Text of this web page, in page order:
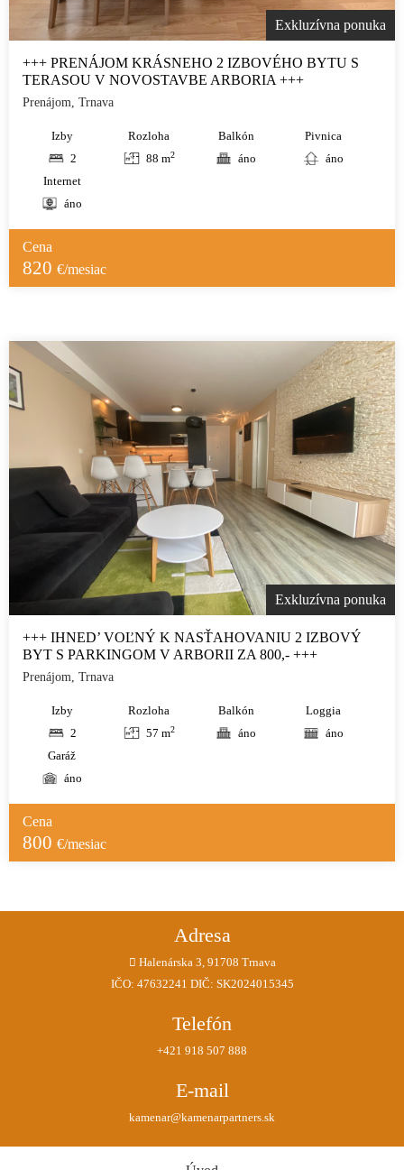
Exkluzívna ponuka
+++ PRENÁJOM KRÁSNEHO 2 IZBOVÉHO BYTU S
TERASOU V NOVOSTAVBE ARBORIA +++
Prenájom, Trnava
Izby
2
Rozloha
88 m2
Balkón
áno
Pivnica
áno
Internet
áno
Cena
820 €/mesiac
Exkluzívna ponuka
+++ IHNED’ VOĽNÝ K NASŤAHOVANIU 2 IZBOVÝ
BYT S PARKINGOM V ARBORII ZA 800,- +++
Prenájom, Trnava
Izby
2
Rozloha
57 m2
Balkón
áno
Loggia
áno
Garáž
áno
Cena
800 €/mesiac
Adresa
Halenárska 3, 91708 Trnava
IČO: 47632241 DIČ: SK2024015345
Telefón
+421 918 507 888
E-mail
kamenar@kamenarpartners.sk